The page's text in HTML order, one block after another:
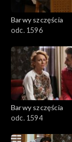
2301–2400
2201–2300
2101–2200
2001–2100
Barwy szczęścia
odc. 1596
Barwy szczęścia
odc. 1594